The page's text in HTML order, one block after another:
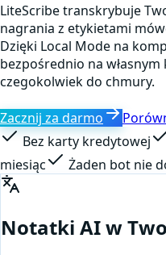
LiteScribe transkrybuje
nagrania z etykietami
Dzięki Local Mode na
bezpośrednio na
czegokolwiek do chmury.
Zacznij za darmo
Bez karty kredytowej
miesiąc
Żaden bot nie
Notatki AI w